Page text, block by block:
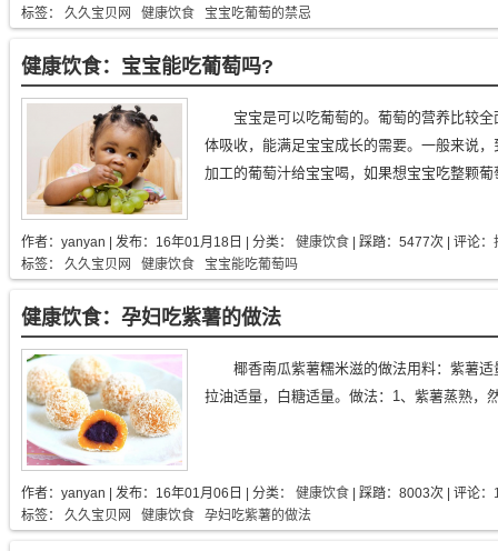
标签： 久久宝贝网 健康饮食 宝宝吃葡萄的禁忌
健康饮食：宝宝能吃葡萄吗?
宝宝是可以吃葡萄的。葡萄的营养比较
体吸收，能满足宝宝成长的需要。一般来说
加工的葡萄汁给宝宝喝，如果想宝宝吃整颗
作者： yanyan | 发布： 16年01月18日 | 分类： 健康饮食 | 踩踏：5477次 | 评论：
标签： 久久宝贝网 健康饮食 宝宝能吃葡萄吗
健康饮食：孕妇吃紫薯的做法
椰香南瓜紫薯糯米滋的做法用料：紫薯
拉油适量，白糖适量。做法：1、紫薯蒸熟，
作者： yanyan | 发布： 16年01月06日 | 分类： 健康饮食 | 踩踏：8003次 | 评论：
标签： 久久宝贝网 健康饮食 孕妇吃紫薯的做法